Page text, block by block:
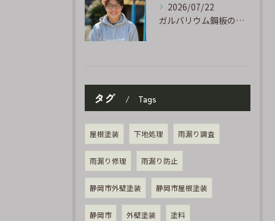
2026/07/22
ガルバリウム鋼板の「傷」と「チョーキング」、実は深くつながっています
タグ Tags
屋根塗装 下地処理 雨漏り調査
雨漏り修理 雨漏り防止
静岡市外壁塗装 静岡市屋根塗装
静岡市 外壁塗装 塗料